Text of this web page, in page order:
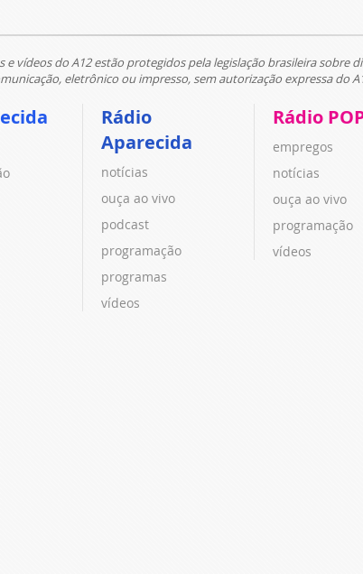
e vídeos do A12 estão protegidos pela legislação brasileira sobre
eletrônico ou impresso, sem autorização expressa do
Rádio
Aparecida
notícias
ouça ao vivo
podcast
programação
programas
vídeos
Rádio
empregos
notícias
ouça ao vivo
programação
vídeos